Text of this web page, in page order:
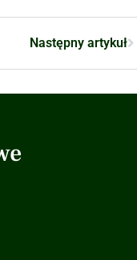
Następny artykuł